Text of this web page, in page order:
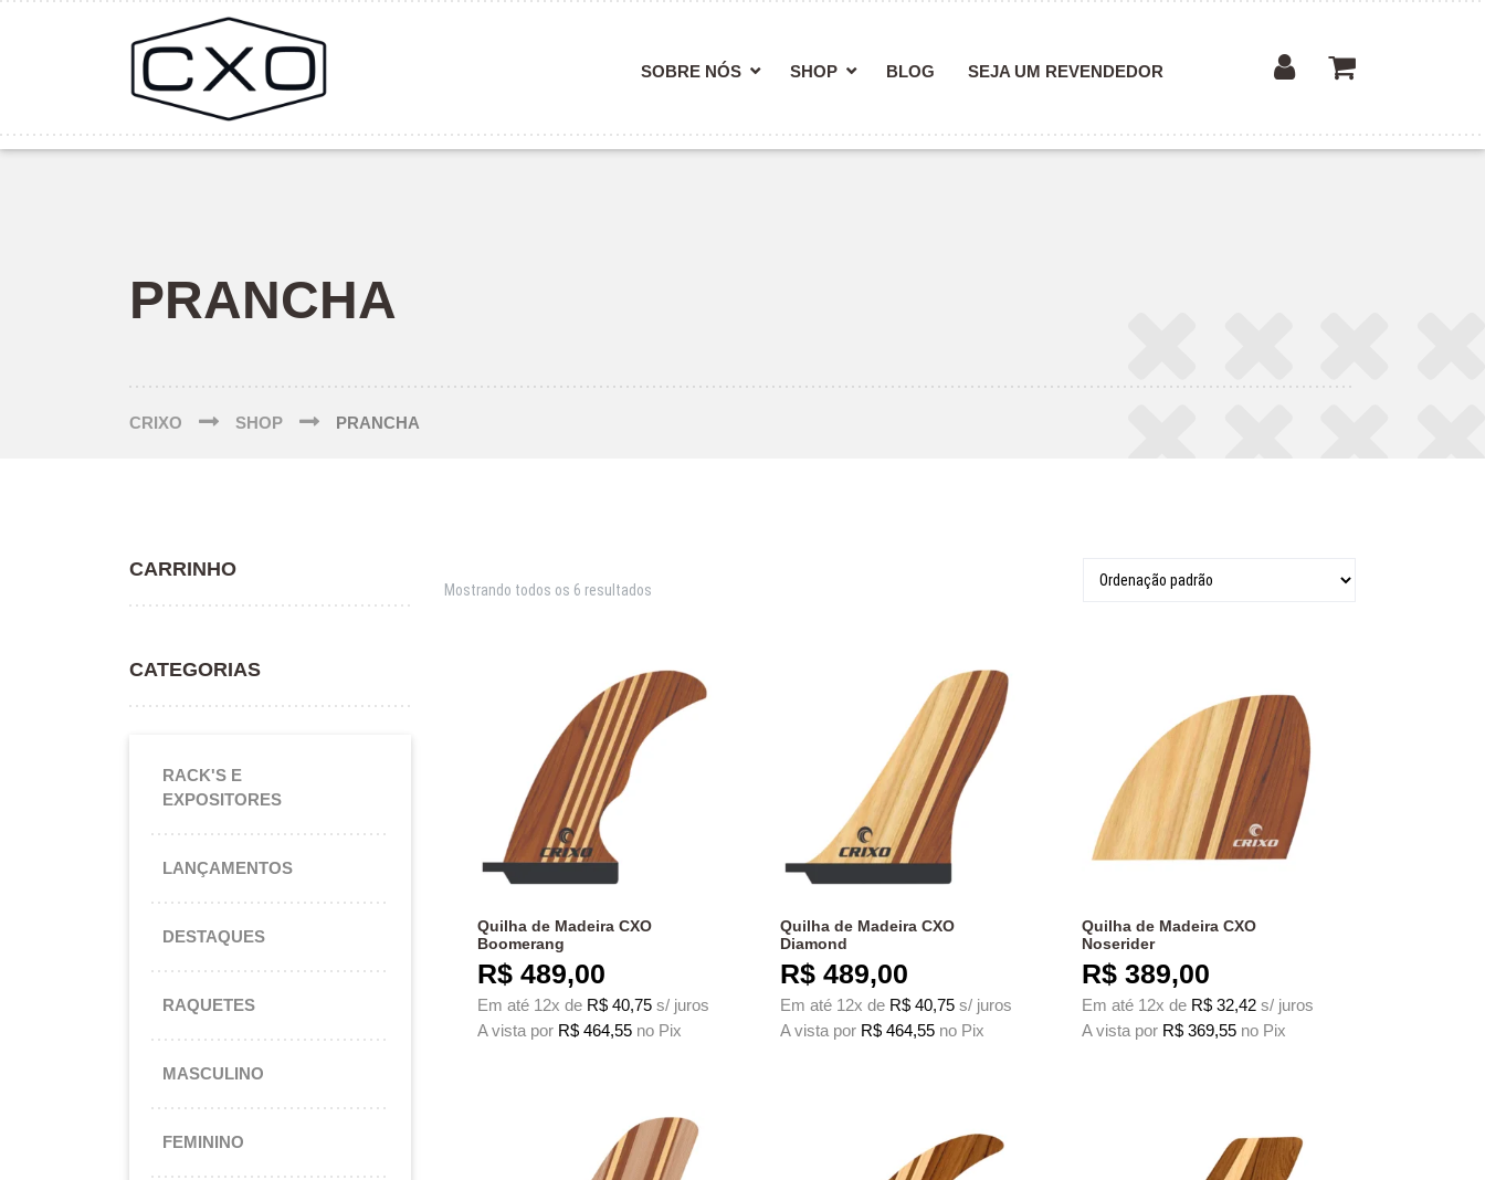
SOBRE NÓS SHOP BLOG SEJA UM REVENDEDOR
PRANCHA
CRIXO SHOP PRANCHA
Mostrando todos os 6 resultados
Quilha de Madeira CXO
Boomerang
R$ 489,00
Em até 12x de R$ 40,75 s/ juros
A vista por R$ 464,55 no Pix
Quilha de Madeira CXO
Diamond
R$489,00
Em até 12x de R$40,75 s/ juros
A vista por R$464,55 no Pix
Quilha de Madeira CXO
Noserider
R$ 389,00
Em até 12x de R$ 32,42 s/ juros
A vista por R$ 369,55 no Pix
CARRINHO
CATEGORIAS
RACK'S E
EXPOSITORES
LANÇAMENTOS
DESTAQUES
RAQUETES
MASCULINO
FEMININO